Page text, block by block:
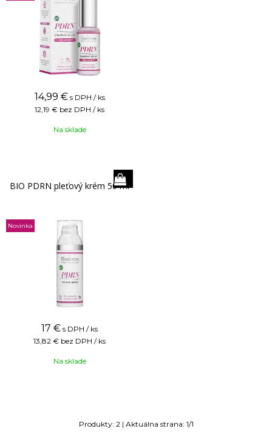
14,99 € s DPH / ks
12,19 € bez DPH / ks
Na sklade
BIO PDRN pleťový krém 50 ml
Novinka
17 € s DPH / ks
13,82 € bez DPH / ks
Na sklade
Produkty: 2| Aktuálna strana: 1/1